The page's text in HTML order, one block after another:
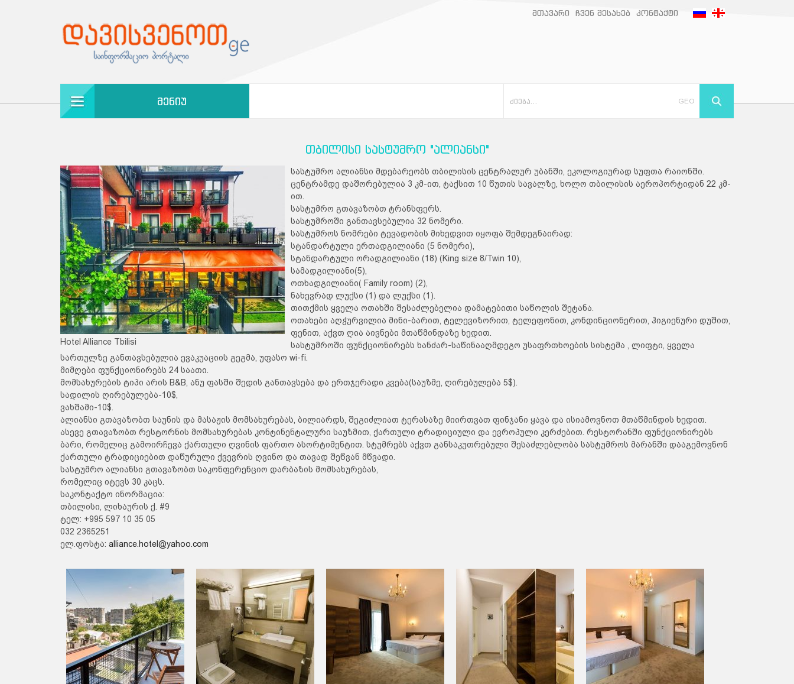
ᲛᲗᲐᲕᲐᲠᲘ ᲩᲕᲔᲜ ᲨᲔᲡᲐᲮᲔᲑ ᲙᲝᲜᲢᲐᲥᲢᲘ
ᲛᲔᲜᲘᲣ GEO
თბილისი სასტუმრო "ალიანსი"
Hotel Alliance Tbilisi
სასტუმრო ალიანსი მდებარეობს თბილისის ცენტრალურ უბანში, ეკოლოგიურად სუფთა რაიონში.
ცენტრამდე დაშორებულია 3 კმ-ით, ტაქსით 10 წუთის სავალზე, ხოლო თბილისის აეროპორტიდან 22 კმ-
ით.
სასტუმრო გთავაზობთ ტრანსფერს.
სასტუმროში განთავსებულია 32 ნომერი.
სასტუმროს ნომრები ტევადობის მიხედვით იყოფა შემდეგნაირად:
სტანდარტული ერთადგილიანი (5 ნომერი),
სტანდარტული ორადგილიანი (18) (King size 8/Twin 10),
სამადგილიანი(5),
ოთხადგილიანი( Family room) (2),
ნახევრად ლუქსი (1) და ლუქსი (1).
თითქმის ყველა ოთახში შესაძლებელია დამატებითი საწოლის შეტანა.
ოთახები აღჭურვილია მინი-ბარით, ტელევიზორით, ტელეფონით, კონდინციონერით, ჰიგიენური დუშით,
ფენით, აქვთ ღია აივნები მთაწმინდაზე ხედით.
სასტუმროში ფუნქციონირებს ხანძარ-საწინააღმდეგო უსაფრთხოების სისტემა , ლიფტი, ყველა
სართულზე განთავსებულია ევაკუაციის გეგმა, უფასო wi-fi.
მიმღები ფუნქციონირებს 24 საათი.
მომსახურების ტიპი არის B&B, ანუ ფასში შედის განთავსება და ერთჯერადი კვება(საუზმე, ღირებულება 5$).
სადილის ღირებულება-10$,
ვახშამი-10$.
ალიანსი გთავაზობთ საუნის და მასაჟის მომსახურებას, ბილიარდს, შეგიძლიათ ტერასაზე მიირთვათ ფინჯანი ყავა და ისიამოვნოთ მთაწმინდის ხედით.
ასევე გთავაზობთ რესტორნის მომსახურებას კონტინენტალური საუზმით, ქართული ტრადიციული და ევროპული კერძებით. რესტორანში ფუნქციონირებს
ბარი, რომელიც გამოირჩევა ქართული ღვინის ფართო ასორტიმენტით. სტუმრებს აქვთ განსაკუთრებული შესაძლებლობა სასტუმროს მარანში დააგემოვნონ
ქართული ტრადიციებით დაწურული ქვევრის ღვინო და თავად შეწვან მწვადი.
სასტუმრო ალიანსი გთავაზობთ საკონფერენციო დარბაზის მომსახურებას,
რომელიც იტევს 30 კაცს.
საკონტაქტო ინორმაცია:
თბილისი, ლიხაურის ქ. #9
ტელ: +995 597 10 35 05
032 2365251
ელ.ფოსტა: alliance.hotel@yahoo.com